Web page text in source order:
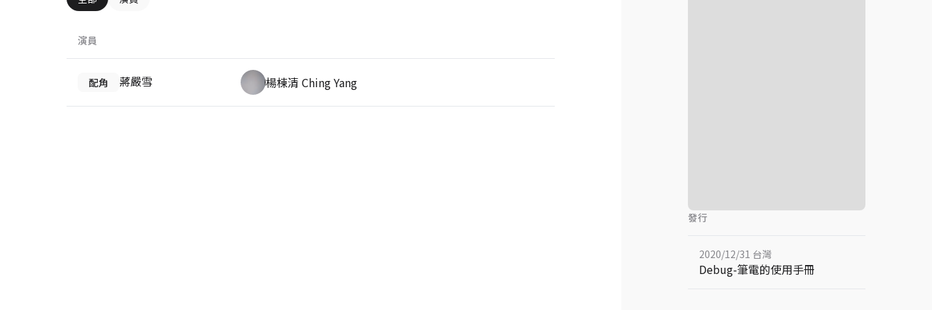
演員
配角 蔣嚴雪 楊棟清 Ching Yang
發行
2020/12/31 台灣
Debug-筆電的使用手冊